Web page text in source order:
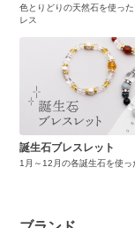
色とりどりの天然石を使っ
レス
誕生石ブレスレット
1月～12月の各誕生石を使っ